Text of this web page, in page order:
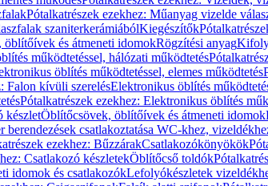
Pótalkatrészek ezekhez: Műanyag vizelde
szaniterkerámiábólKiegészítők
öblítőívek és átmeneti idomokRögzítési anyag
működtetéssel, hálózati működtetés
öblítés működtetéssel, elemes működtetés
Falon kívüli szerelésElektronikus öblítés
Pótalkatrészek ezekhez: Elektronikus öblítés
készletÖblítőcsövek, öblítőívek és átmeneti idomok
berendezések csatlakoztatása WC-khez,
ezekhez: BűzzárakCsatlakozókönyökök
Csatlakozó készletekÖblítőcső toldók
idomok és csatlakozókLefolyókészletek